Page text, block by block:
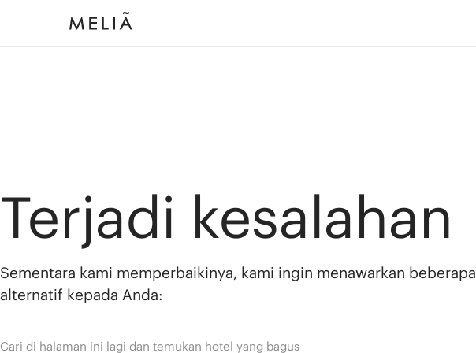
Terjadi kesalahan
Sementara kami memperbaikinya, kami ingin menawarkan beberapa
alternatif kepada Anda:
Cari di halaman ini lagi dan temukan hotel yang bagus